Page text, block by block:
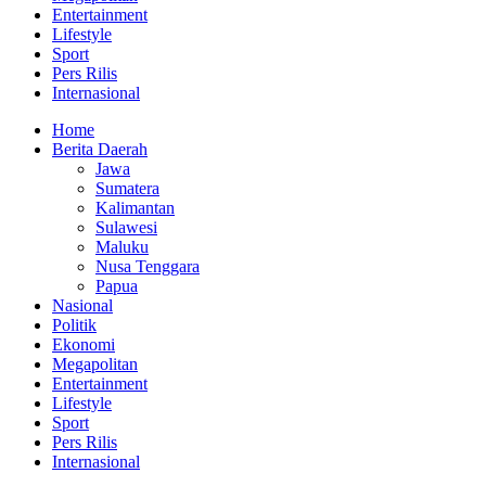
Entertainment
Lifestyle
Sport
Pers Rilis
Internasional
Home
Berita Daerah
Jawa
Sumatera
Kalimantan
Sulawesi
Maluku
Nusa Tenggara
Papua
Nasional
Politik
Ekonomi
Megapolitan
Entertainment
Lifestyle
Sport
Pers Rilis
Internasional